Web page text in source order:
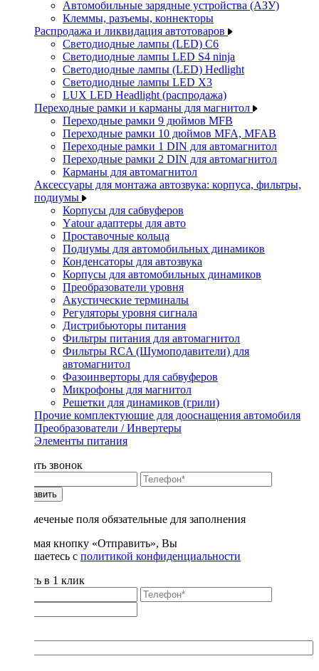
Автомобильные зарядные устройства (АЗУ)
Клеммы, разъемы, коннекторы
Распродажа и ликвидация автотоваров
Светодиодные лампы (LED) C6
Светодиодные лампы LED S4 ninja
Светодиодные лампы (LED) Hedlight
Светодиодные лампы LED X3
LUX LED Headlight (распродажа)
Переходные рамки и карманы для магнитол
Переходные рамки 9 дюймов MFB
Переходные рамки 10 дюймов MFA, MFAB
Переходные рамки 1 DIN для автомагнитол
Переходные рамки 2 DIN для автомагнитол
Карманы для автомагнитол
Аксессуары для монтажа автозвука: корпуса, фильтры,
подиумы
Корпусы для сабвуферов
Yаtour адаптеры для авто
Проставочные кольца
Подиумы для автомобильных динамиков
Конденсаторы для автозвука
Корпусы для автомобильных динамиков
Преобразователи уровня
Акустические терминалы
Регуляторы уровня сигнала
Дистрибьюторы питания
Фильтры питания для автомагнитол
Фильтры RCA (Шумоподавители) для
автомагнитол
Фазоинверторы для сабвуферов
Микрофоны для магнитол
Решетки для динамиков (грили)
Прочие комплектующие для дооснащения автомобиля
Преобразователи / Инвертеры
Элементы питания
Заказать звонок
Отправить
* - отмеченые поля обязательные для заполнения
Нажимая кнопку «Отправить», Вы
соглашаетесь с политикой конфиденциальности
Купить в 1 клик